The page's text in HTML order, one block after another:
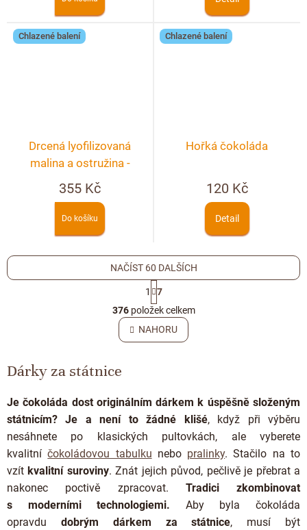
Chlazené balení
Drcená lyofilizovaná
malina a ostružina -
lámaná čokoláda hořká
250g
355 Kč
Do košíku
Chlazené balení
Hořká čokoláda
120 Kč
Detail
O
v
l
á
p
r
y
v
ý
p
i
NAČÍST 60 DALŠÍCH
S
t
r
á
n
k
1
7
376položek celkem
NAHORU
Dárky za státnice
Je čokoláda dost originálním dárkem k úspěšně složeným
státnicím? Je a není to žádné
klišé, když při výběru
nesáhnete po klasických pultovkách, ale vyberete
kvalitní čokoládovou tabulku nebo pralinky. Stačilo na to
vzít kvalitní suroviny. Znát jejich původ, pečlivě je přebrat a
nakonec poctivě zpracovat.
Tradici zkombinovat
s moderními technologiemi. Aby byla čokoláda
opravdu
dobrým dárkem za státnice, musí být